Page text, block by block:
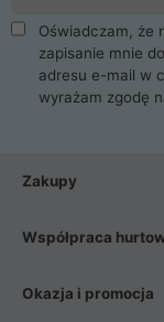
Oświadczam, że
zapisanie mnie
adresu e-mail w
wyrażam zgodę
Zakupy
Współpraca
Okazja i promocja